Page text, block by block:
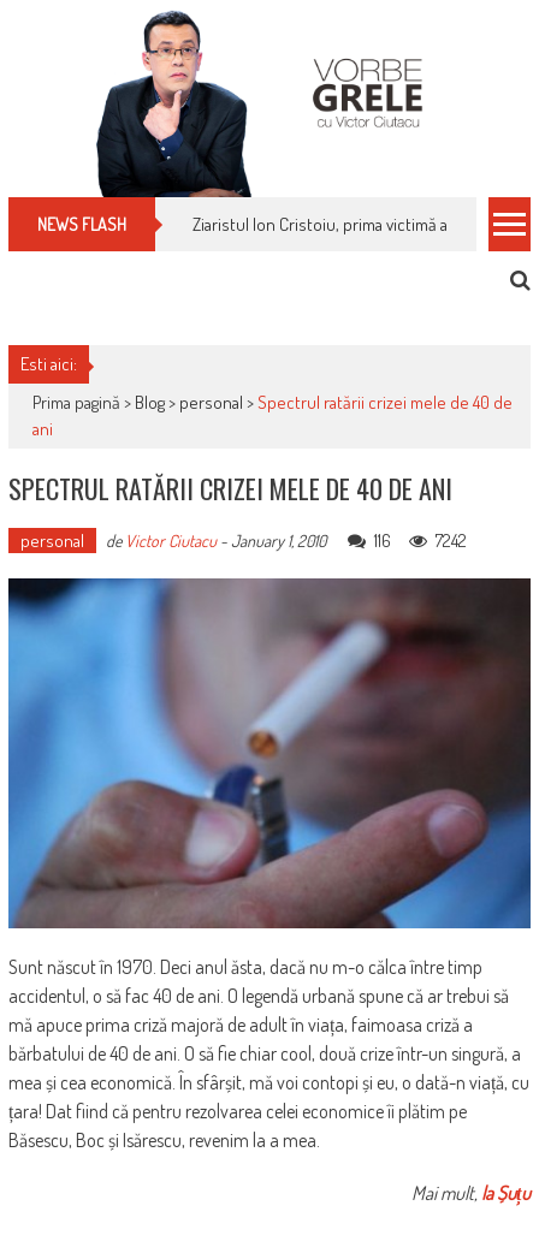
NEWS FLASH Ziaristul Ion Cristoiu, prima victimă a noi
Esti aici:
Prima pagină > Blog> personal >Spectrul ratării crizei mele de 40 de
ani
SPECTRUL RATĂRII CRIZEI MELE DE 40 DE ANI
personal de Victor Ciutacu-January 1, 2010 116 7242
Sunt născut în 1970. Deci anul ăsta, dacă nu m-o călca între timp
accidentul, o să fac 40 de ani. O legendă urbană spune că ar trebui să
mă apuce prima criză majoră de adult în viața, faimoasa criză a
bărbatului de 40 de ani. O să fie chiar cool, două crize într-un singură, a
mea și cea economică. În sfârșit, mă voi contopi și eu, o dată-n viață, cu
țara! Dat fiind că pentru rezolvarea celei economice îi plătim pe
Băsescu, Boc și Isărescu, revenim la a mea.
Mai mult, la Șuțu